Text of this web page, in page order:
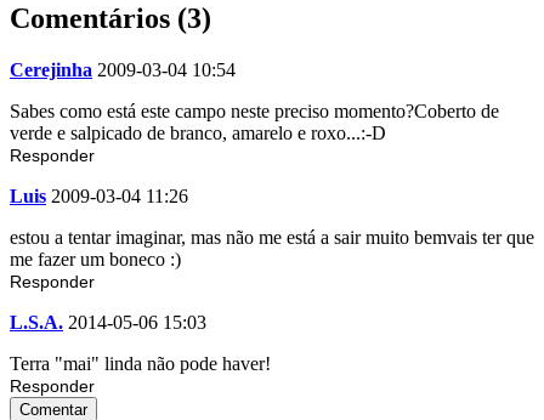
Comentários (3)
Cerejinha 2009-03-04 10:54
Sabes como está este campo neste preciso momento?Coberto de
verde e salpicado de branco, amarelo e roxo...:-D
Responder
Luis 2009-03-04 11:26
estou a tentar imaginar, mas não me está a sair muito bemvais ter que
me fazer um boneco :)
Responder
L.S.A. 2014-05-06 15:03
Terra "mai" linda não pode haver!
Responder
Comentar